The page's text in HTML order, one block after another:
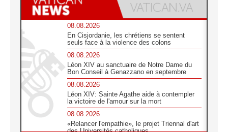
08.08.2026
En Cisjordanie, les chrétiens se sentent
seuls face à la violence des colons
08.08.2026
Léon XIV au sanctuaire de Notre Dame du
Bon Conseil à Genazzano en septembre
08.08.2026
Léon XIV: Sainte Agathe aide à contempler
la victoire de l'amour sur la mort
08.08.2026
«Relancer l'empathie», le projet Triennal d'art